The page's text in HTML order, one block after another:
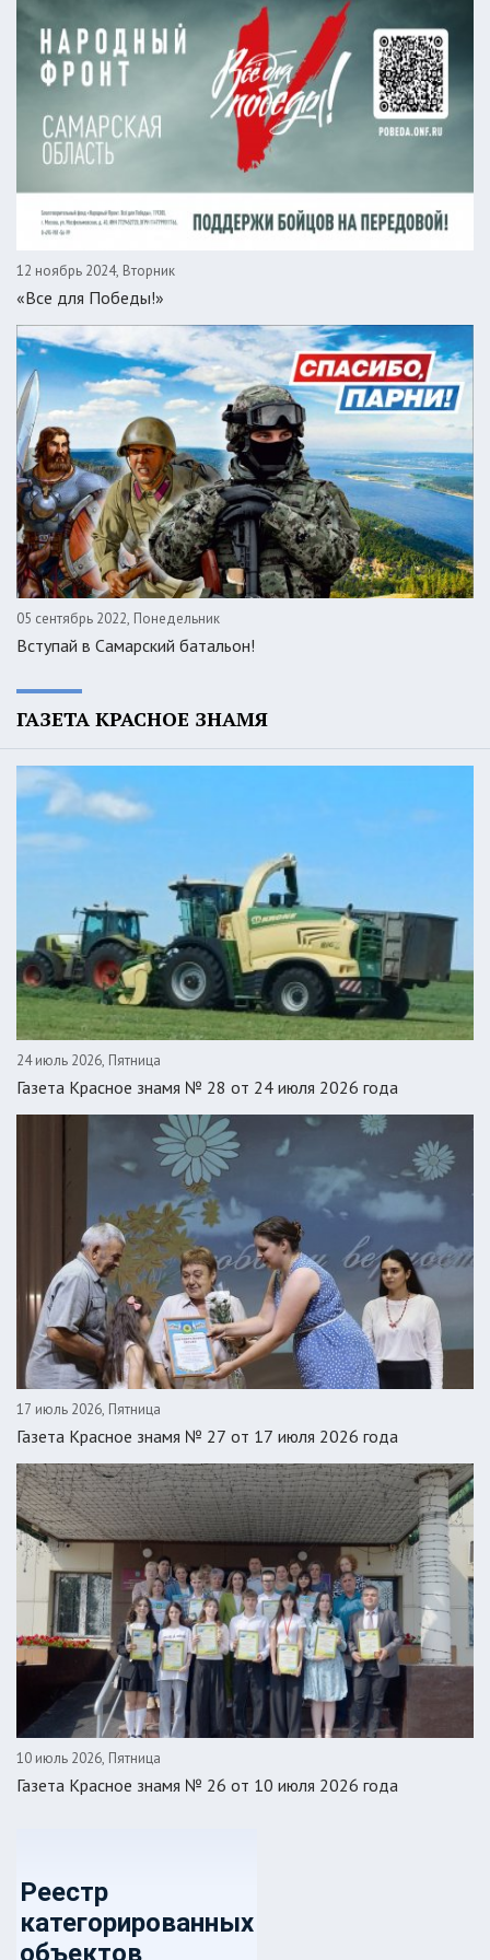
12 ноябрь 2024, Вторник
«Все для Победы!»
05 сентябрь 2022, Понедельник
Вступай в Самарский батальон!
ГАЗЕТА КРАСНОЕ ЗНАМЯ
24 июль 2026, Пятница
Газета Красное знамя № 28 от 24 июля 2026 года
17 июль 2026, Пятница
Газета Красное знамя № 27 от 17 июля 2026 года
10 июль 2026, Пятница
Газета Красное знамя № 26 от 10 июля 2026 года